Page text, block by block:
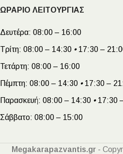
ΩΡΑΡΙΟ ΛΕΙΤΟΥΡΓΙΑΣ
Δευτέρα: 08:00 – 16:00
Τρίτη: 08:00 – 14:30 •17:30 –
Τετάρτη: 08:00 – 16:00
Πέμπτη: 08:00 – 14:30 •17:30 –
Παρασκευή: 08:00 – 14:30 •17:30
Σάββατο: 08:00 – 15:00
Megakarapazvantis.gr-